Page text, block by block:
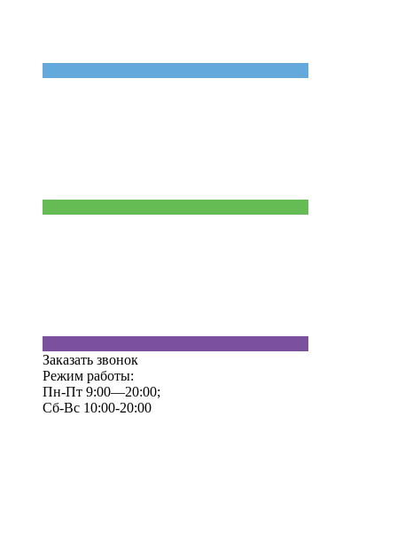
Заказать звонок
Режим работы:
Пн-Пт 9:00—20:00;
Сб-Вс 10:00-20:00